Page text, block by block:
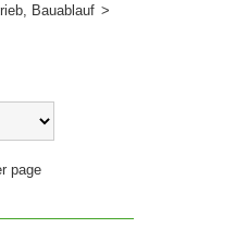
Bauablauf >
page